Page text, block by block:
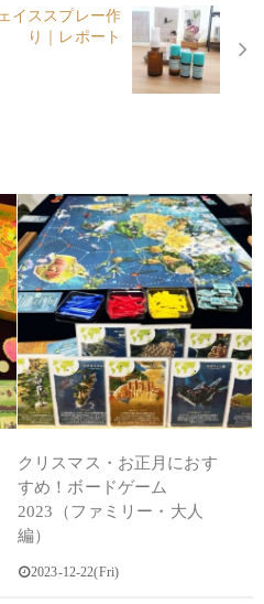
イススプレー作
り｜レポート
クリスマス・お正月におす
すめ！ボードゲーム
2023（ファミリー・大人
編）
2023-12-22(Fri)